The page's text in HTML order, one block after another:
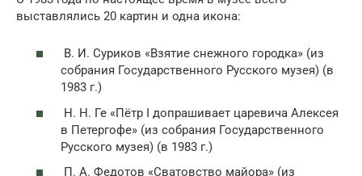
выставлялись 20 картин и одна икона:
В. И. Суриков «Взятие снежного городка» (из
собрания Государственного Русского музея) (в
1983 г.)
Н. Н. Ге «Пётр I допрашивает царевича Алексея
в Петергофе» (из собрания Государственного
Русского музея) (в 1983 г.)
П. А. Федотов «Сватовство майора» (из